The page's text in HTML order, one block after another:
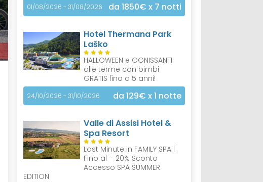
01/08/2026 - 31/08/2026 da 1850€ x 7 notti
Hotel Thermana Park
Laško
HALLOWEEN e OGNISSANTI
alle terme con bimbi
GRATIS fino a 5 anni!
24/10/2026 - 31/10/2026 da 129€ x 1 notte
Valle di Assisi Hotel &
Spa Resort
Last Minute in FAMILY SPA |
Fino al – 20% Sconto
Accesso SPA SUMMER
EDITION